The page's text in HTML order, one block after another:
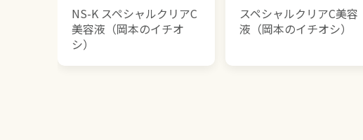
NS-K スペシャルクリアC
美容液（岡本のイチオ
シ）
スペシャルクリアC美容
液（岡本のイチオシ）